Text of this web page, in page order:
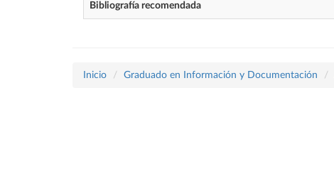
Bibliografía recomendada
Inicio Graduado en Información y Documentación